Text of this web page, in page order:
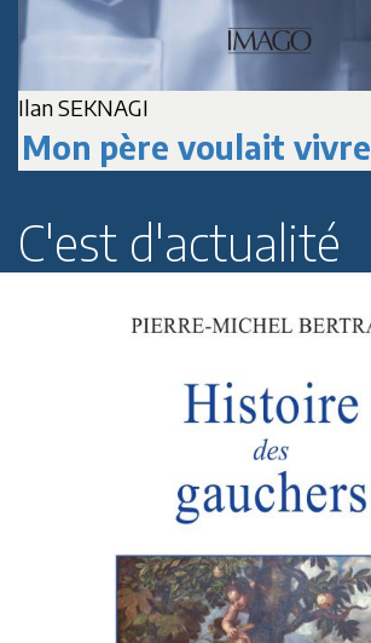
Ilan SEKNAGI
Mon père voulait vivre
C'est d'actualité